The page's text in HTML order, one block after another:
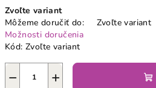
cena:
Zvoľte variant
Môžeme doručiť do:
Zvoľte variant
Možnosti doručenia
Kód: Zvoľte variant
+
−